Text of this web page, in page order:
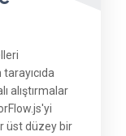
alıştırmalar
üst düzey bir